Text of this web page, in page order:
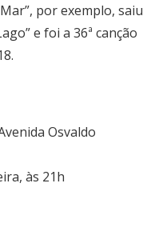
por exemplo, saiu
e foi a 36ª canção
Osvaldo
às 21h